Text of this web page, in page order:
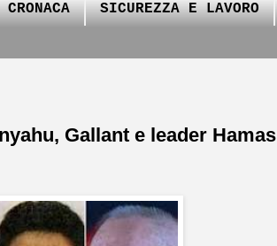
CRONACA SICUREZZA E LAVORO
Gallant e leader Hamas